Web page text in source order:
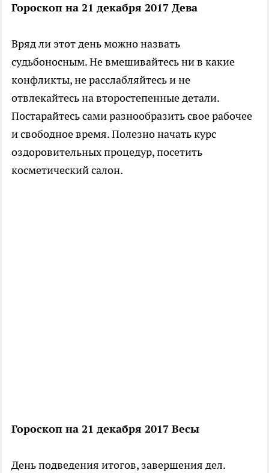
Гороскоп на 21 декабря 2017 Дева
Вряд ли этот день можно назвать
судьбоносным. Не вмешивайтесь ни в какие
конфликты, не расслабляйтесь и не
отвлекайтесь на второстепенные детали.
Постарайтесь сами разнообразить свое рабочее
и свободное время. Полезно начать курс
оздоровительных процедур, посетить
косметический салон.
Гороскоп на 21 декабря 2017 Весы
День подведения итогов, завершения дел.